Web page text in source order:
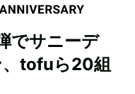
でサニーデ
、tofuら20組